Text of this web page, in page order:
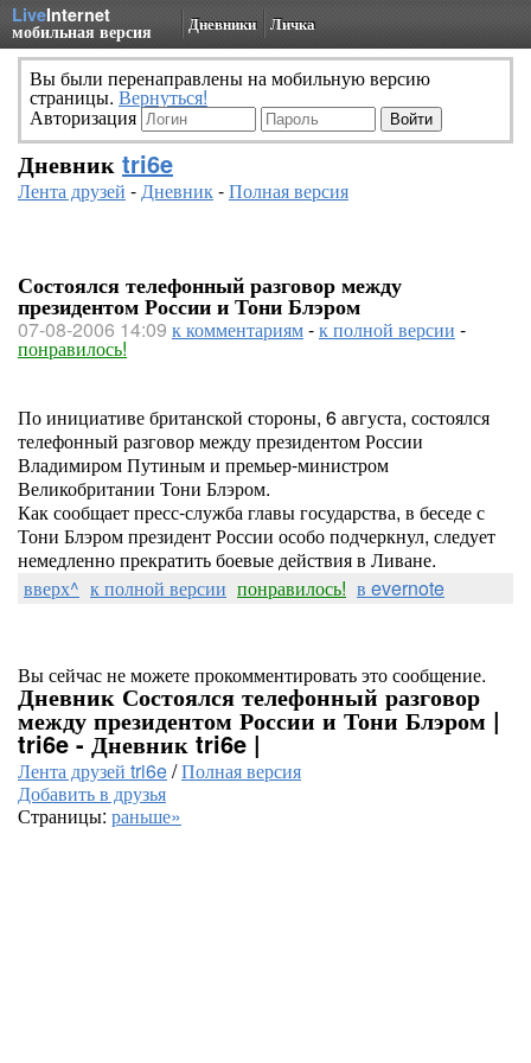
LiveInternet
мобильная версия Дневники Личка
Вы были перенаправлены на мобильную версию
страницы. Вернуться!
Авторизация
Дневник tri6e
Лента друзей -Дневник-Полная версия
Состоялся телефонный разговор между
президентом России и Тони Блэром
07-08-2006 14:09 к комментариям-к полной версии -
понравилось!
По инициативе британской стороны, 6 августа, состоялся
телефонный разговор между президентом России
Владимиром Путиным и премьер-министром
Великобритании Тони Блэром.
Как сообщает пресс-служба главы государства, в беседе с
Тони Блэром президент России особо подчеркнул, следует
немедленно прекратить боевые действия в Ливане.
вверх^ к полной версии понравилось! в evernote
Вы сейчас не можете прокомментировать это сообщение.
Дневник Состоялся телефонный разговор
между президентом России и Тони Блэром |
tri6e - Дневник tri6e |
Лента друзей tri6e/Полная версия
Добавить в друзья
Страницы: раньше»